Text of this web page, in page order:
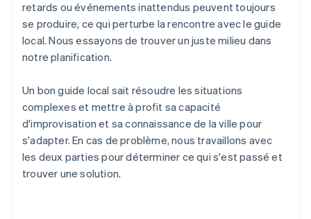
retards ou événements inattendus peuvent toujours
se produire, ce qui perturbe la rencontre avec le guide
local. Nous essayons de trouver un juste milieu dans
notre planification.
Un bon guide local sait résoudre les situations
complexes et mettre à profit sa capacité
d'improvisation et sa connaissance de la ville pour
s'adapter. En cas de problème, nous travaillons avec
les deux parties pour déterminer ce qui s'est passé et
trouver une solution.